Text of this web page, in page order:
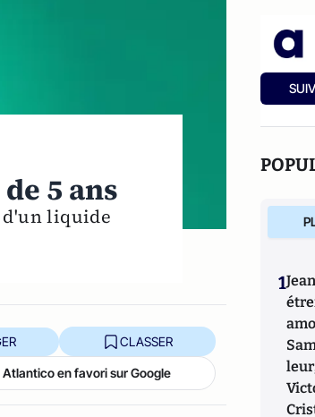
5 ans
d'un liquide
CLASSER
en favori sur Google
1